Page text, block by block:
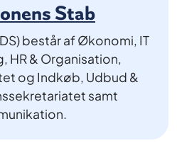
Stab
består af Økonomi, IT
HR & Organisation,
og Indkøb, Udbud &
samt